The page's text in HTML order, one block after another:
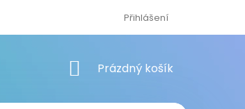
Přihlášení
NÁKUPNÍ KOŠÍK
Prázdný košík